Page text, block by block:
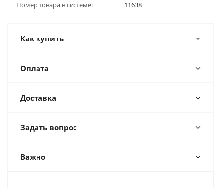
Номер товара в системе: 11638
Как купить
Оплата
Доставка
Задать вопрос
Важно